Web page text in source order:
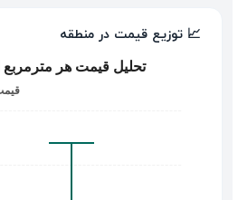
📈 توزیع قیمت در منطقه